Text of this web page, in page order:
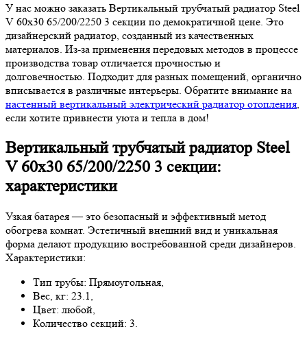
У нас можно заказать Вертикальный трубчатый радиатор Steel
V 60х30 65/200/2250 3 секции по демократичной цене. Это
дизайнерский радиатор, созданный из качественных
материалов. Из-за применения передовых методов в процессе
производства товар отличается прочностью и
долговечностью. Подходит для разных помещений, органично
вписывается в различные интерьеры. Обратите внимание на
настенный вертикальный электрический радиатор отопления
если хотите привнести уюта и тепла в дом!
Вертикальный трубчатый радиатор Steel
V 60х30 65/200/2250 3 секции:
характеристики
Узкая батарея — это безопасный и эффективный метод
обогрева комнат. Эстетичный внешний вид и уникальная
форма делают продукцию востребованной среди дизайнеров.
Характеристики:
Тип трубы: Прямоугольная,
Вес, кг: 23.1,
Цвет: любой,
Количество секций: 3.